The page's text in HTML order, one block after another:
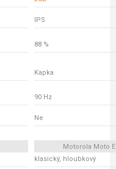
IPS
88 %
Kapka
90 Hz
Ne
Motorola Moto
klasický, hloubkový